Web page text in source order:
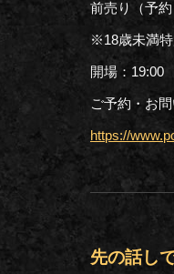
前売り（予
※18歳未満
開場：19:00
ご予約・お
https://
先の話し